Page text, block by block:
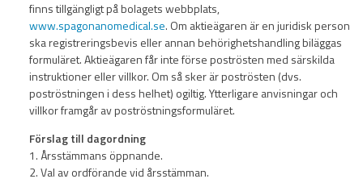
finns tillgängligt på bolagets webbplats,
www.spagonanomedical.se. Om aktieägaren är en juridisk person
ska registreringsbevis eller annan behörighetshandling biläggas
formuläret. Aktieägaren får inte förse poströsten med särskilda
instruktioner eller villkor. Om så sker är poströsten (dvs.
poströstningen i dess helhet) ogiltig. Ytterligare anvisningar och
villkor framgår av poströstningsformuläret.
Förslag till dagordning
1. Årsstämmans öppnande.
2. Val av ordförande vid årsstämman.